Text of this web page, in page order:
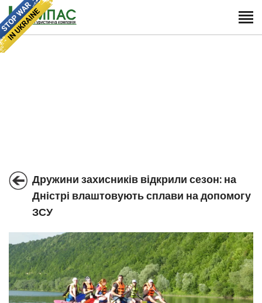
Дружини захисників відкрили сезон: на
Дністрі влаштовують сплави на допомогу
ЗСУ